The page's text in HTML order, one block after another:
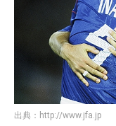
出典： http://www.jfa.jp